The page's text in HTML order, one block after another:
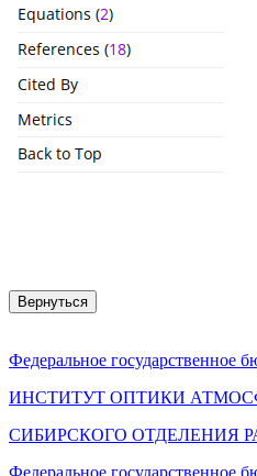
Вернуться
Федеральное государственное
ИНСТИТУТ ОПТИКИ
СИБИРСКОГО ОТДЕЛЕНИЯ
Федеральное государственное